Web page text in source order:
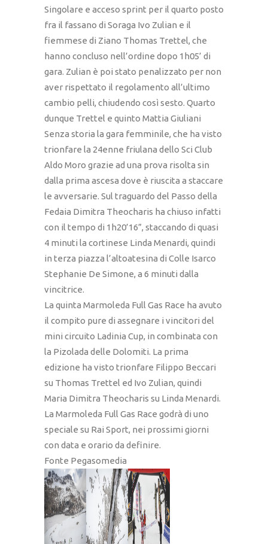
Singolare e acceso sprint per il quarto posto
fra il fassano di Soraga Ivo Zulian e il
fiemmese di Ziano Thomas Trettel, che
hanno concluso nell’ordine dopo 1h05’ di
gara. Zulian è poi stato penalizzato per non
aver rispettato il regolamento all’ultimo
cambio pelli, chiudendo così sesto. Quarto
dunque Trettel e quinto Mattia Giuliani
Senza storia la gara femminile, che ha visto
trionfare la 24enne friulana dello Sci Club
Aldo Moro grazie ad una prova risolta sin
dalla prima ascesa dove è riuscita a staccare
le avversarie. Sul traguardo del Passo della
Fedaia Dimitra Theocharis ha chiuso infatti
con il tempo di 1h20’16”, staccando di quasi
4 minuti la cortinese Linda Menardi, quindi
in terza piazza l’altoatesina di Colle Isarco
Stephanie De Simone, a 6 minuti dalla
vincitrice.
La quinta Marmoleda Full Gas Race ha avuto
il compito pure di assegnare i vincitori del
mini circuito Ladinia Cup, in combinata con
la Pizolada delle Dolomiti. La prima
edizione ha visto trionfare Filippo Beccari
su Thomas Trettel ed Ivo Zulian, quindi
Maria Dimitra Theocharis su Linda Menardi.
La Marmoleda Full Gas Race godrà di uno
speciale su Rai Sport, nei prossimi giorni
con data e orario da definire.
Fonte Pegasomedia